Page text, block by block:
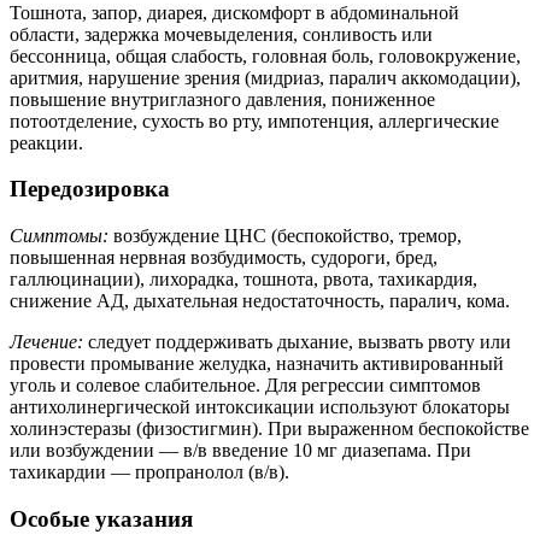
Тошнота, запор, диарея, дискомфорт в абдоминальной
области, задержка мочевыделения, сонливость или
бессонница, общая слабость, головная боль, головокружение,
аритмия, нарушение зрения (мидриаз, паралич аккомодации),
повышение внутриглазного давления, пониженное
потоотделение, сухость во рту, импотенция, аллергические
реакции.
Передозировка
Симптомы: возбуждение ЦНС (беспокойство, тремор,
повышенная нервная возбудимость, судороги, бред,
галлюцинации), лихорадка, тошнота, рвота, тахикардия,
снижение АД, дыхательная недостаточность, паралич, кома.
Лечение: следует поддерживать дыхание, вызвать рвоту или
провести промывание желудка, назначить активированный
уголь и солевое слабительное. Для регрессии симптомов
антихолинергической интоксикации используют блокаторы
холинэстеразы (физостигмин). При выраженном беспокойстве
или возбуждении — в/в введение 10 мг диазепама. При
тахикардии — пропранолол (в/в).
Особые указания